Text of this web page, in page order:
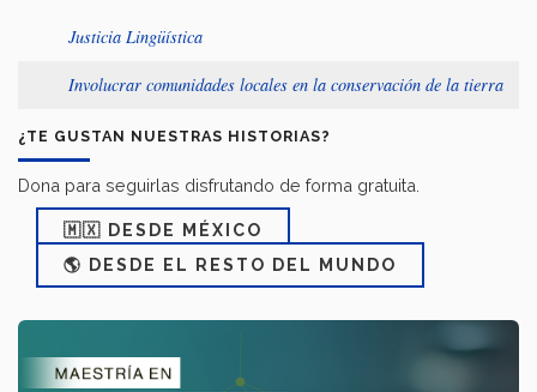
Justicia Lingüística
Involucrar comunidades locales en la conservación de la tierra
¿TE GUSTAN NUESTRAS HISTORIAS?
Dona para seguirlas disfrutando de forma gratuita.
🇲🇽 DESDE MÉXICO
🌎 DESDE EL RESTO DEL MUNDO